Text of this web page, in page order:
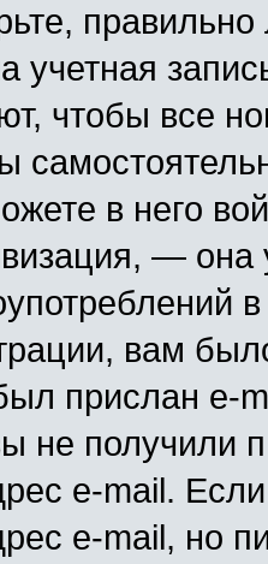
учетная
чтобы все
в него
—
вам
прислан e-
не получили
e-mail.
e-mail, но